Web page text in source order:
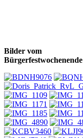
Bilder vom
Bürgerfestwochenende